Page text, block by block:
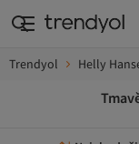
Trendyol Helly